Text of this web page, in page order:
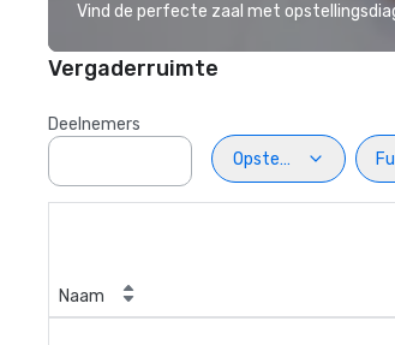
Vind de perfecte zaal met
Vergaderruimte
Deelnemers
Opstelling
Naam